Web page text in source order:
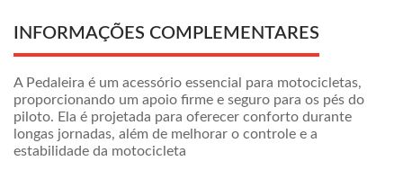
INFORMAÇÕES COMPLEMENTARES
A Pedaleira é um acessório essencial para motocicletas,
proporcionando um apoio firme e seguro para os pés do
piloto. Ela é projetada para oferecer conforto durante
longas jornadas, além de melhorar o controle e a
estabilidade da motocicleta